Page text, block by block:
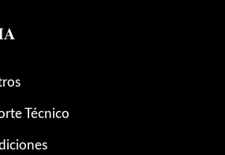
Técnico